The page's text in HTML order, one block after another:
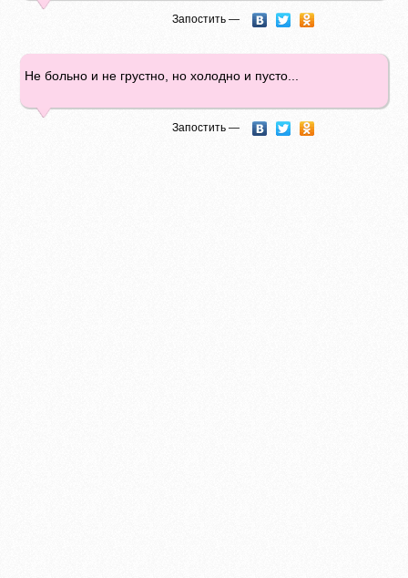
Запостить —
Не больно и не грустно, но холодно и пусто...
Запостить —